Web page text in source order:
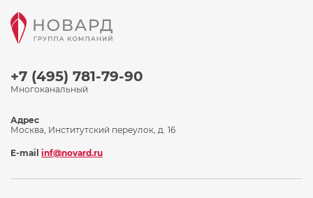
+7 (495) 781-79-90
Многоканальный
Адрес
Москва, Институтский переулок, д. 16
E-mail inf@novard.ru